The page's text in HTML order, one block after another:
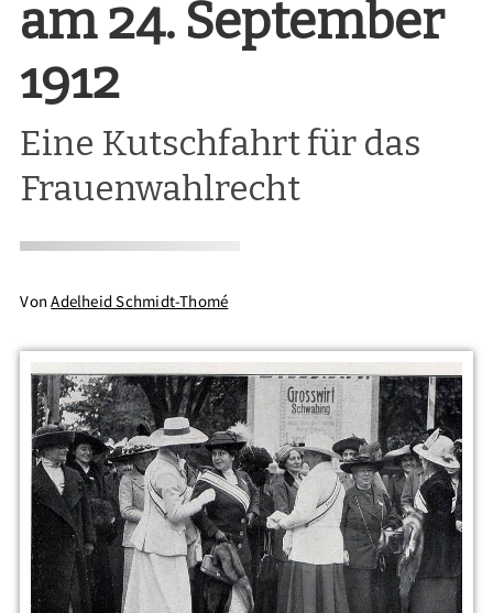
am 24. September
1912
Eine Kutschfahrt für das
Frauenwahlrecht
VonAdelheid Schmidt-Thomé